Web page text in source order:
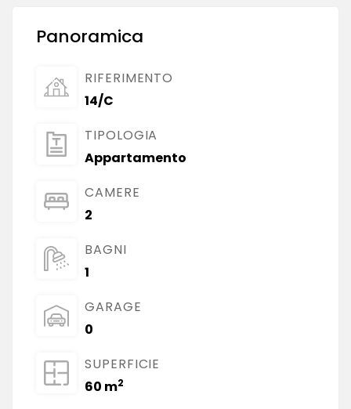
Panoramica
RIFERIMENTO
14/C
TIPOLOGIA
Appartamento
CAMERE
2
BAGNI
1
GARAGE
0
SUPERFICIE
60 m2